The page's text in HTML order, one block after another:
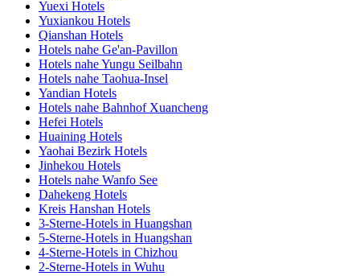
Yuexi Hotels
Yuxiankou Hotels
Qianshan Hotels
Hotels nahe Ge'an-Pavillon
Hotels nahe Yungu Seilbahn
Hotels nahe Taohua-Insel
Yandian Hotels
Hotels nahe Bahnhof Xuancheng
Hefei Hotels
Huaining Hotels
Yaohai Bezirk Hotels
Jinhekou Hotels
Hotels nahe Wanfo See
Dahekeng Hotels
Kreis Hanshan Hotels
3-Sterne-Hotels in Huangshan
5-Sterne-Hotels in Huangshan
4-Sterne-Hotels in Chizhou
2-Sterne-Hotels in Wuhu